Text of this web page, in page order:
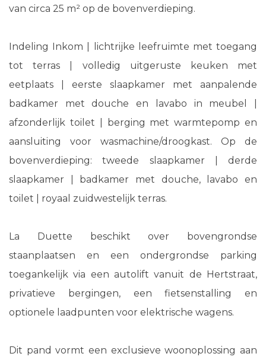
van circa 25 m² op de bovenverdieping.
Indeling Inkom | lichtrijke leefruimte met toegang
tot terras | volledig uitgeruste keuken met
eetplaats | eerste slaapkamer met aanpalende
badkamer met douche en lavabo in meubel |
afzonderlijk toilet | berging met warmtepomp en
aansluiting voor wasmachine/droogkast. Op de
bovenverdieping: tweede slaapkamer | derde
slaapkamer | badkamer met douche, lavabo en
toilet | royaal zuidwestelijk terras.
La Duette beschikt over bovengrondse
staanplaatsen en een ondergrondse parking
toegankelijk via een autolift vanuit de Hertstraat,
privatieve bergingen, een fietsenstalling en
optionele laadpunten voor elektrische wagens.
Dit pand vormt een exclusieve woonoplossing aan